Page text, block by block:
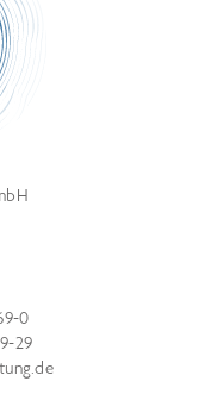
0
29